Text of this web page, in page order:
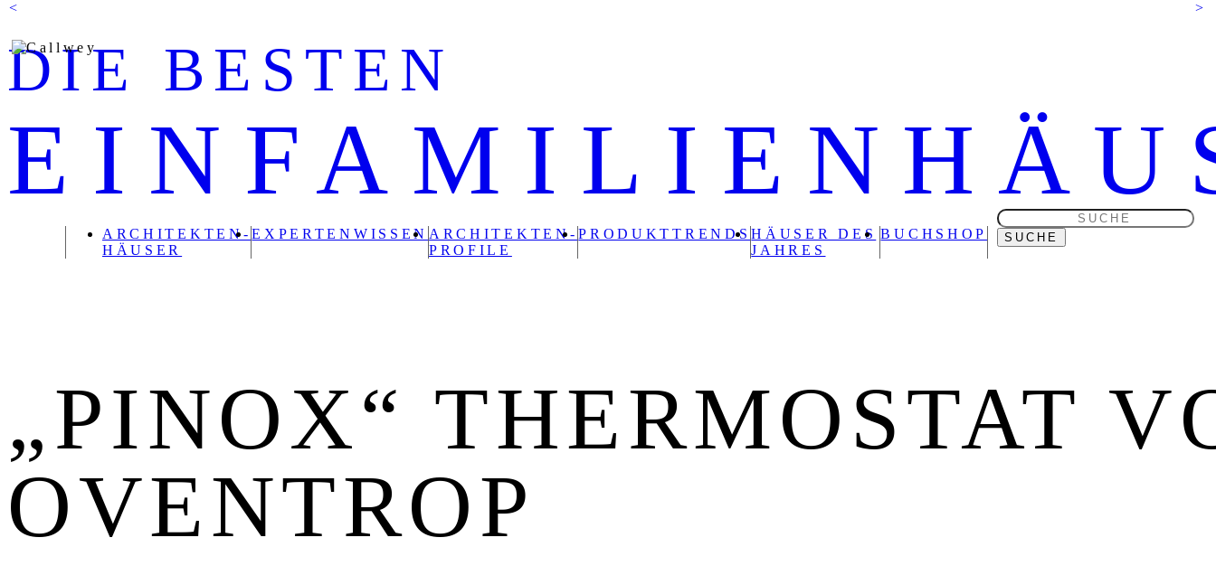
DIE BESTEN
ARCHITEKTEN-
HÄUSER
EXPERTENWISSEN ARCHITEKTEN-
PROFILE
PRODUKTTRENDS HÄUSER DES
JAHRES
BUCHSHOP
Bücher-
und
zeitschriften
„PINOX“ THERMOSTAT
OVENTROP